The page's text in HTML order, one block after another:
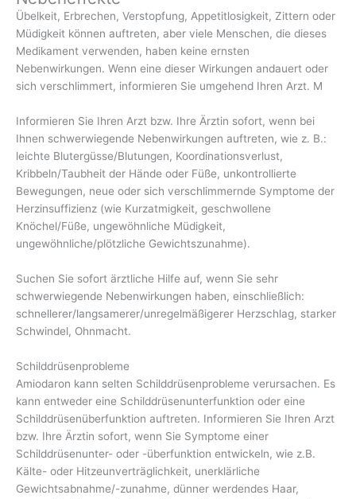
Übelkeit, Erbrechen, Verstopfung, Appetitlosigkeit, Zittern oder
Müdigkeit können auftreten, aber viele Menschen, die dieses
Medikament verwenden, haben keine ernsten
Nebenwirkungen. Wenn eine dieser Wirkungen andauert oder
sich verschlimmert, informieren Sie umgehend Ihren Arzt. M
Informieren Sie Ihren Arzt bzw. Ihre Ärztin sofort, wenn bei
Ihnen schwerwiegende Nebenwirkungen auftreten, wie z. B.:
leichte Blutergüsse/Blutungen, Koordinationsverlust,
Kribbeln/Taubheit der Hände oder Füße, unkontrollierte
Bewegungen, neue oder sich verschlimmernde Symptome der
Herzinsuffizienz (wie Kurzatmigkeit, geschwollene
Knöchel/Füße, ungewöhnliche Müdigkeit,
ungewöhnliche/plötzliche Gewichtszunahme).
Suchen Sie sofort ärztliche Hilfe auf, wenn Sie sehr
schwerwiegende Nebenwirkungen haben, einschließlich:
schnellerer/langsamerer/unregelmäßigerer Herzschlag, starker
Schwindel, Ohnmacht.
Schilddrüsenprobleme
Amiodaron kann selten Schilddrüsenprobleme verursachen. Es
kann entweder eine Schilddrüsenunterfunktion oder eine
Schilddrüsenüberfunktion auftreten. Informieren Sie Ihren Arzt
bzw. Ihre Ärztin sofort, wenn Sie Symptome einer
Schilddrüsenunter- oder -überfunktion entwickeln, wie z.B.
Kälte- oder Hitzeunverträglichkeit, unerklärliche
Gewichtsabnahme/-zunahme, dünner werdendes Haar,